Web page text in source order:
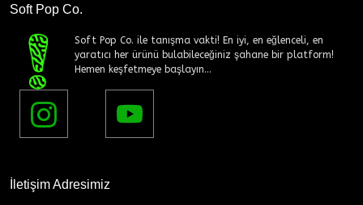
Soft Pop Co.
Soft Pop Co. ile tanışma vakti! En iyi, en eğlenceli, en
yaratıcı her ürünü bulabileceğiniz şahane bir platform!
Hemen keşfetmeye başlayın...
İletişim Adresimiz